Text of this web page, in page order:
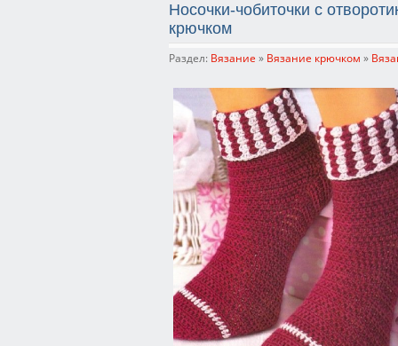
Носочки-чобиточки с
крючком
Раздел: Вязание » Вязание крючком »